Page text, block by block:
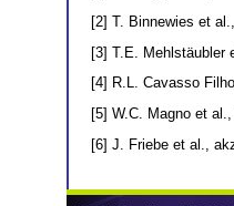
[2] T. Binnewies et
[3] T.E. Mehlstäubler
[4] R.L. Cavasso
[5] W.C. Magno et
[6] J. Friebe et al.,